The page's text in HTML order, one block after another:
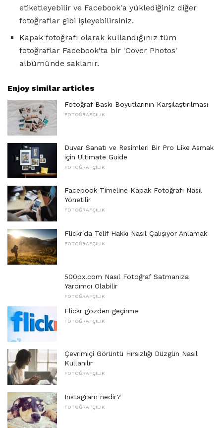
etiketleyebilir ve Facebook'a yüklediğiniz diğer
fotoğraflar gibi işleyebilirsiniz.
Kapak fotoğrafı olarak kullandığınız tüm
fotoğraflar Facebook'ta bir 'Cover Photos'
albümünde saklanır.
Enjoy similar articles
Fotoğraf Baskı Boyutlarının Karşılaştırılması
FOTOĞRAFÇILIK
Duvar Sanatı ve Resimleri Bir Pro Like Asmak
için Ultimate Guide
FOTOĞRAFÇILIK
Facebook Timeline Kapak Fotoğrafı Nasıl
Yönetilir
FOTOĞRAFÇILIK
Flickr'da Telif Hakkı Nasıl Çalışıyor Anlamak
FOTOĞRAFÇILIK
500px.com Nasıl Fotoğraf Satmanıza
Yardımcı Olabilir
FOTOĞRAFÇILIK
Flickr gözden geçirme
FOTOĞRAFÇILIK
Çevrimiçi Görüntü Hırsızlığı Düzgün Nasıl
Kullanılır
FOTOĞRAFÇILIK
Instagram nedir?
FOTOĞRAFÇILIK